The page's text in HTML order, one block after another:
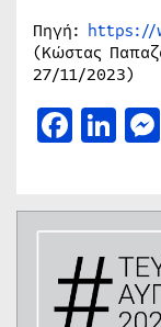
Πηγή: https://
(Κώστας
27/11/2023)